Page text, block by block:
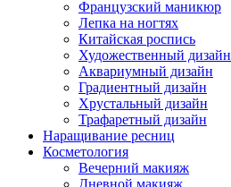
Французский маникюр
Лепка на ногтях
Китайская роспись
Художественный дизайн
Аквариумный дизайн
Градиентный дизайн
Хрустальный дизайн
Трафаретный дизайн
Наращивание ресниц
Косметология
Вечерний макияж
Дневной макияж